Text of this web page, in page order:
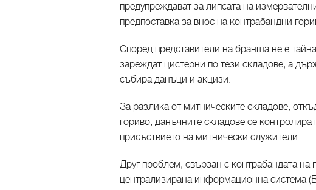
предупреждават за липсата на
предпоставка за внос на контрабандни
Според представители на бранша не е
зареждат цистерни по тези складове, а
събира данъци и акцизи.
За разлика от митническите складове,
гориво, данъчните складове се
присъствието на митнически служители.
Друг проблем, свързан с контрабандата на
централизирана информационна